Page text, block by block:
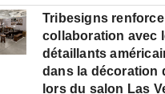
Tribesigns
collaboration avec
détaillants
dans la décoration
lors du salon Las